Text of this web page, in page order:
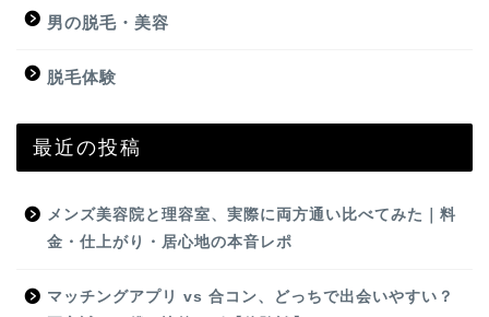
男の脱毛・美容
脱毛体験
最近の投稿
メンズ美容院と理容室、実際に両方通い比べてみた｜料
金・仕上がり・居心地の本音レポ
マッチングアプリ vs 合コン、どっちで出会いやすい？